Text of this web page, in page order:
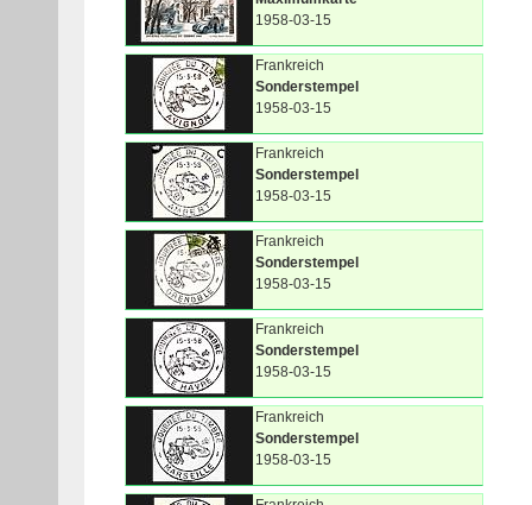
1958-03-15
Frankreich
Sonderstempel
1958-03-15
Frankreich
Sonderstempel
1958-03-15
Frankreich
Sonderstempel
1958-03-15
Frankreich
Sonderstempel
1958-03-15
Frankreich
Sonderstempel
1958-03-15